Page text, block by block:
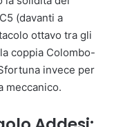
(davanti a
ottavo tra gli
coppia Colombo-
invece per
meccanico.